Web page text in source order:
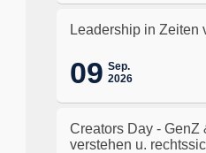
Leadership in Zeiten
09 Sep.
2026
Creators Day - GenZ
verstehen u.